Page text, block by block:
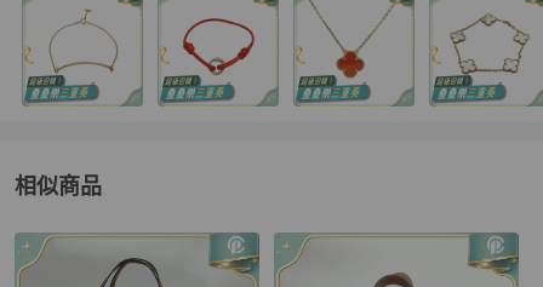
相似商品
更多相似LOEWE女包推薦精品